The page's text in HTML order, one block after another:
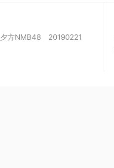
夕方NMB48 20190221